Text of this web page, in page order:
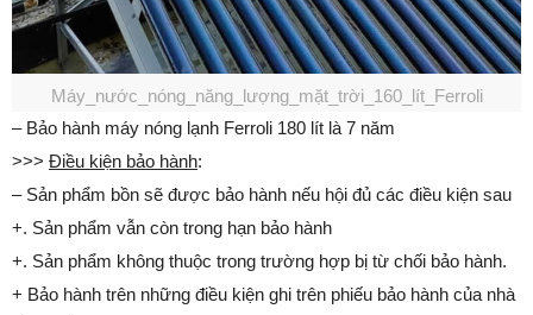
Máy_nước_nóng_năng_lượng_mặt_trời_160_lít_Ferroli
– Bảo hành máy nóng lạnh Ferroli 180 lít là 7 năm
>>> Điều kiện bảo hành:
– Sản phẩm bồn sẽ được bảo hành nếu hội đủ các điều kiện sau
+. Sản phẩm vẫn còn trong hạn bảo hành
+. Sản phẩm không thuộc trong trường hợp bị từ chối bảo hành.
+ Bảo hành trên những điều kiện ghi trên phiếu bảo hành của nhà